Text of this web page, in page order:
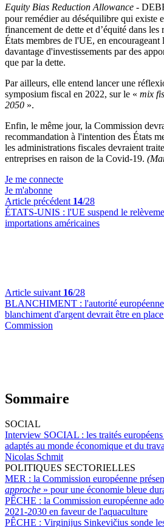
Equity Bias Reduction Allowance -
pour remédier au déséquilibre qui existe
financement de dette et d’équité dans les
États membres de l'UE, en encourageant
davantage d'investissements par des
que par la dette.
Par ailleurs, elle entend lancer une
symposium fiscal en 2022, sur le « mix
2050 ».
Enfin, le même jour, la Commission
recommandation à l'intention des États
les administrations fiscales devraient
entreprises en raison de la Covid-19.
Je me connecte
Je m'abonne
Article précédent 14/28
ÉTATS-UNIS : l'UE suspend le
importations américaines
Article suivant 16/28
BLANCHIMENT : l'autorité
blanchiment d'argent devrait être en
Commission
Sommaire
SOCIAL
Interview SOCIAL : les traités
adaptés au monde économique et du
Nicolas Schmit
POLITIQUES SECTORIELLES
MER : la Commission européenne
approche » pour une économie bleue
PÊCHE : la Commission européenne
2021-2030 en faveur de l'aquaculture
PÊCHE : Virginijus Sinkevičius sonde